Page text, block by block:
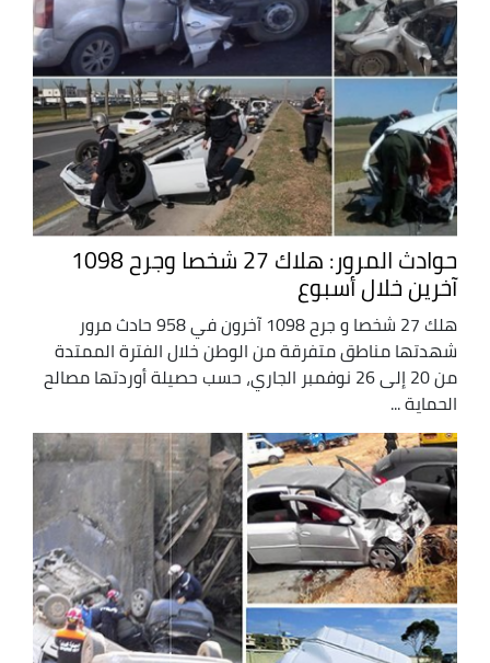
حوادث المرور: هلاك 27 شخصا وجرح 1098
آخرين خلال أسبوع
هلك 27 شخصا و جرح 1098 آخرون في 958 حادث مرور
شهدتها مناطق متفرقة من الوطن خلال الفترة الممتدة
من 20 إلى 26 نوفمبر الجاري، حسب حصيلة أوردتها مصالح
الحماية ...